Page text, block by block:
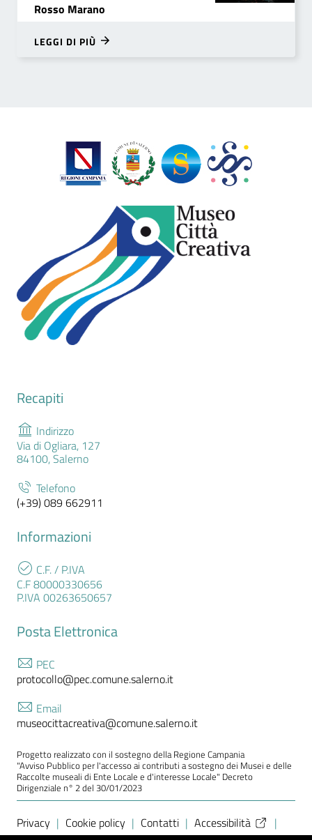
Rosso Marano
LEGGI DI PIÙ
Recapiti
Indirizzo
Via di Ogliara, 127
84100, Salerno
Telefono
(+39) 089 662911
Informazioni
C.F. / P.IVA
C.F 80000330656
P.IVA 00263650657
Posta Elettronica
PEC
protocollo@pec.comune.salerno.it
Email
museocittacreativa@comune.salerno.it
Progetto realizzato con il sostegno della Regione Campania
"Avviso Pubblico per l'accesso ai contributi a sostegno dei Musei e delle
Raccolte museali di Ente Locale e d'interesse Locale" Decreto
Dirigenziale n° 2 del 30/01/2023
Sezione Link Utili
Privacy | Cookie policy | Contatti | Accessibilità
|